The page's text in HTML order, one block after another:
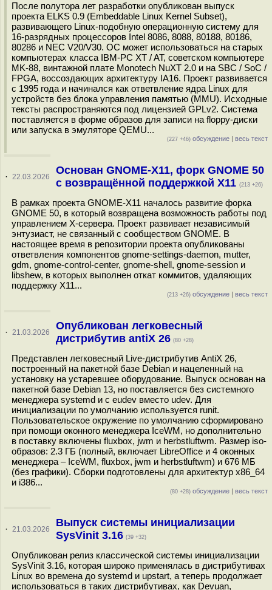
После полутора лет разработки опубликован выпуск
проекта ELKS 0.9 (Embeddable Linux Kernel Subset),
развивающего Linux-подобную операционную систему для
16-разрядных процессоров Intel 8086, 8088, 80188, 80186,
80286 и NEC V20/V30. ОС может использоваться на старых
компьютерах класса IBM-PC XT / AT, советском компьютере
MK-88, винтажной плате Monotech NuXT 2.0 и на SBC / SoC /
FPGA, воссоздающих архитектуру IA16. Проект развивается
с 1995 года и начинался как ответвление ядра Linux для
устройств без блока управления памятью (MMU). Исходные
тексты распространяются под лицензией GPLv2. Система
поставляется в форме образов для записи на floppy-диски
или запуска в эмуляторе QEMU...
(227 +46) обсуждение | весь текст
· 22.03.2026
Основан GNOME-X11, форк GNOME 50
с возвращённой поддержкой X11 (213 +26)
В рамках проекта GNOME-X11 началось развитие форка
GNOME 50, в который возвращена возможность работы под
управлением X-сервера. Проект развивает независимый
энтузиаст, не связанный с сообществом GNOME. В
настоящее время в репозитории проекта опубликованы
ответвления компонентов gnome-settings-daemon, mutter,
gdm, gnome-control-center, gnome-shell, gnome-session и
libshew, в которых выполнен откат коммитов, удаляющих
поддержку X11...
(213 +26) обсуждение | весь текст
· 21.03.2026
Опубликован легковесный
дистрибутив antiX 26 (80 +28)
Представлен легковесный Live-дистрибутив AntiX 26,
построенный на пакетной базе Debian и нацеленный на
установку на устаревшее оборудование. Выпуск основан на
пакетной базе Debian 13, но поставляется без системного
менеджера systemd и с eudev вместо udev. Для
инициализации по умолчанию используется runit.
Пользовательское окружение по умолчанию сформировано
при помощи оконного менеджера IceWM, но дополнительно
в поставку включены fluxbox, jwm и herbstluftwm. Размер iso-
образов: 2.3 ГБ (полный, включает LibreOffice и 4 оконных
менеджера – IceWM, fluxbox, jwm и herbstluftwm) и 676 МБ
(без графики). Сборки подготовлены для архитектур x86_64
и i386...
(80 +28) обсуждение | весь текст
· 21.03.2026
Выпуск системы инициализации
SysVinit 3.16 (39 +32)
Опубликован релиз классической системы инициализации
SysVinit 3.16, которая широко применялась в дистрибутивах
Linux во времена до systemd и upstart, а теперь продолжает
использоваться в таких дистрибутивах, как Devuan,